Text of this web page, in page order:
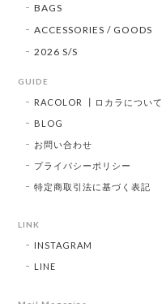
BAGS
ACCESSORIES / GOODS
2026 S/S
GUIDE
RACOLOR ┃ロカラについて
BLOG
お問い合わせ
プライバシーポリシー
特定商取引法に基づく表記
LINK
INSTAGRAM
LINE